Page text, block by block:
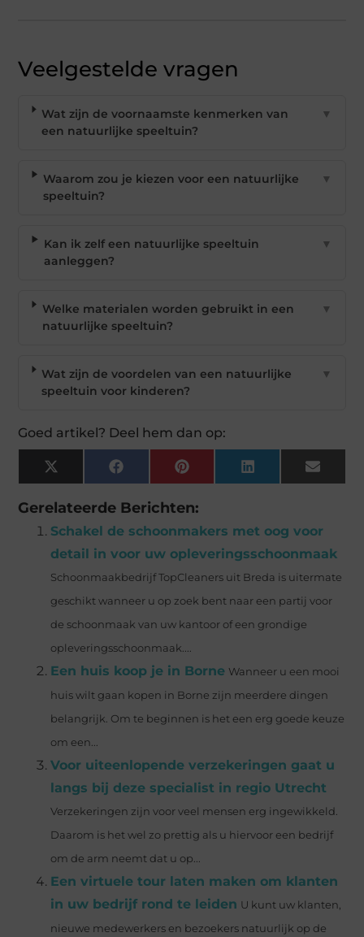
Veelgestelde vragen
Wat zijn de voornaamste kenmerken van
een natuurlijke speeltuin?
▼
Waarom zou je kiezen voor een natuurlijke
speeltuin?
▼
Kan ik zelf een natuurlijke speeltuin
aanleggen?
▼
Welke materialen worden gebruikt in een
natuurlijke speeltuin?
▼
Wat zijn de voordelen van een natuurlijke
speeltuin voor kinderen?
▼
Goed artikel? Deel hem dan op:
X
(Twitter)
Facebook Pinterest LinkedIn Email
Gerelateerde Berichten:
Schakel de schoonmakers met oog voor
detail in voor uw opleveringsschoonmaak
Schoonmaakbedrijf TopCleaners uit Breda is uitermate
geschikt wanneer u op zoek bent naar een partij voor
de schoonmaak van uw kantoor of een grondige
opleveringsschoonmaak....
Een huis koop je in Borne Wanneer u een mooi
huis wilt gaan kopen in Borne zijn meerdere dingen
belangrijk. Om te beginnen is het een erg goede keuze
om een...
Voor uiteenlopende verzekeringen gaat u
langs bij deze specialist in regio Utrecht
Verzekeringen zijn voor veel mensen erg ingewikkeld.
Daarom is het wel zo prettig als u hiervoor een bedrijf
om de arm neemt dat u op...
Een virtuele tour laten maken om klanten
in uw bedrijf rond te leiden U kunt uw klanten,
nieuwe medewerkers en bezoekers natuurlijk op de